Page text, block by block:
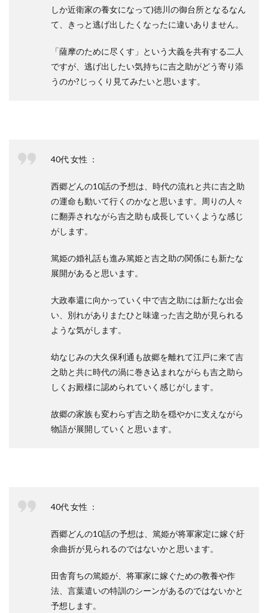
しか近衛家の養女になって)徳川の御台所となるなん
て、きっと逃げ出したくなったに違いありません。
「薩摩のために尽くす」という大義を共有する二人
ですが、逃げ出したい気持ちに吉之助がどう寄り添
うのか?じっくり見てみたいと思います。
40代 女性 ：
西郷どんの10話の予想は、時代の流れと共に吉之助
の運命も動いて行くのかなと思います。周りの人々
に翻弄されながら吉之助も成長していくような感じ
がします。
篤姫の婚礼話も進み篤姫と吉之助の関係にも新たな
展開があると思います。
大政奉還に向かっていく中で吉之助には新たな出会
い、別れがありまたひと味違った吉之助が見られる
ような気がします。
幼なじみの大久保利通も故郷を離れて江戸に来て吉
之助と共に時代の渦に巻き込まれながらも吉之助ら
しくお殿様に認められていく感じがします。
故郷の家族も変わらず吉之助を穏やかに支えながら
物語が展開していくと思います。
40代 女性 ：
西郷どんの10話の予想は、篤姫が将軍家定に嫁ぐ紆
余曲折が見られるのではないかと思います。
田舎育ちの篤姫が、将軍家に嫁ぐための教養や作
法、言葉遣いの特訓のシーンがあるのではないかと
予想します。